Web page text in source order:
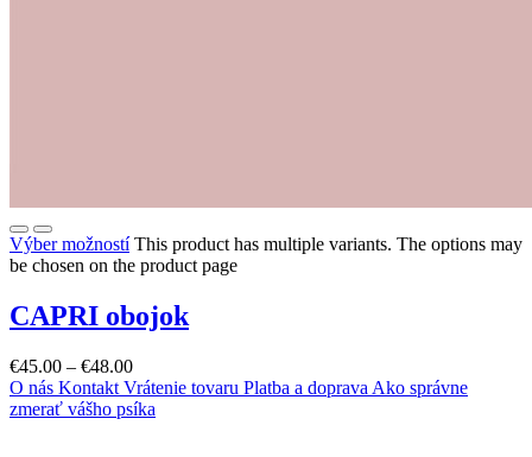
Výber možností This product has multiple variants. The options may
be chosen on the product page
CAPRI obojok
€45.00 – €48.00
O nás Kontakt Vrátenie tovaru Platba a doprava Ako správne
zmerať vášho psíka